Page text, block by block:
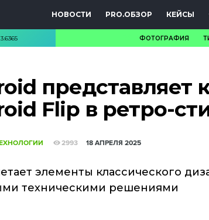
НОВОСТИ PRO.ОБЗОР КЕЙСЫ
ФОТОГРАФИЯ
представляет
Flip в ретро-
2993 18 АПРЕЛЯ 2025
элементы классического
техническими решениями